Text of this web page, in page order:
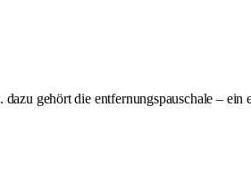
. dazu gehört die entfernungspauschale –